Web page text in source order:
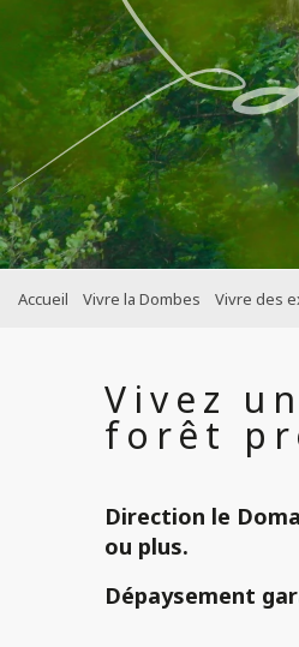
Accueil Vivre la Dombes Vivre des
Vivez
forêt
Direction le
ou plus.
Dépaysement